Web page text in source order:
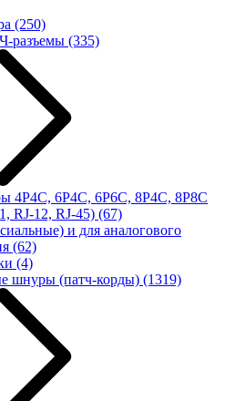
(250)
разъемы (335)
4P4C, 6P4C, 6P6C, 8P4C, 8P8C
RJ-12, RJ-45) (67)
и для аналогового
(62)
(4)
шнуры (патч-корды) (1319)